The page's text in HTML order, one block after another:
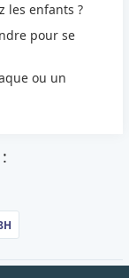
les enfants ?
pour se
ou un